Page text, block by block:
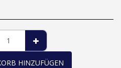
HINZUFÜGEN